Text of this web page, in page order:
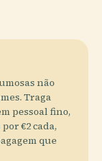
não
Traga
pessoal fino,
€2 cada,
que